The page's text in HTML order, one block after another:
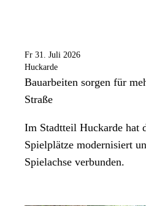
Fr 31. Juli 2026
Huckarde
Bauarbeiten sorgen für
Straße
Im Stadtteil Huckarde hat
Spielplätze modernisiert
Spielachse verbunden.